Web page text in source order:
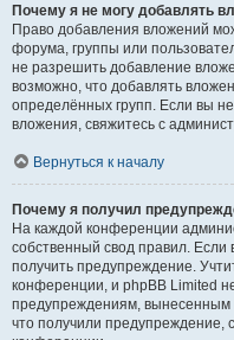
Почему я не могу добавлять
Право добавления вложений
форума, группы или
не разрешить добавление
возможно, что добавлять
определённых групп. Если вы
вложения, свяжитесь с
Вернуться к началу
Почему я получил
На каждой конференции
собственный свод правил.
получить предупреждение.
конференции, и phpBB Limited
предупреждениям, вынесенным
что получили предупреждение,